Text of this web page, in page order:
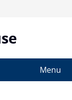
Menu